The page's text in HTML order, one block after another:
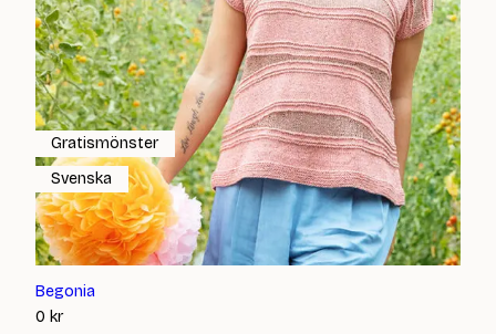
Begonia
0 kr
Gratismönster
Svenska